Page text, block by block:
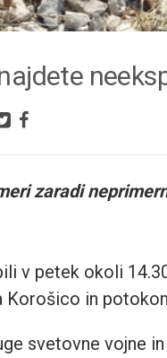
zaradi
v petek okoli
Korošico in
svetovne vojne